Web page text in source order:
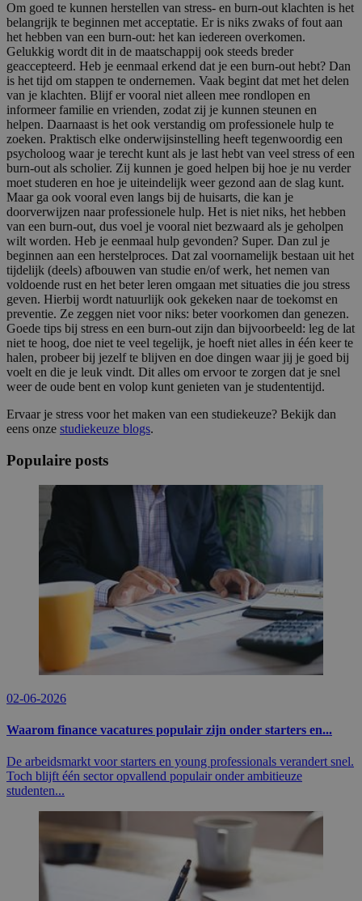
Om goed te kunnen herstellen van stress- en burn-out klachten is het
belangrijk te beginnen met acceptatie. Er is niks zwaks of fout aan
het hebben van een burn-out: het kan iedereen overkomen.
Gelukkig wordt dit in de maatschappij ook steeds breder
geaccepteerd. Heb je eenmaal erkend dat je een burn-out hebt? Dan
is het tijd om stappen te ondernemen. Vaak begint dat met het delen
van je klachten. Blijf er vooral niet alleen mee rondlopen en
informeer familie en vrienden, zodat zij je kunnen steunen en
helpen. Daarnaast is het ook verstandig om professionele hulp te
zoeken. Praktisch elke onderwijsinstelling heeft tegenwoordig een
psycholoog waar je terecht kunt als je last hebt van veel stress of een
burn-out als scholier. Zij kunnen je goed helpen bij hoe je nu verder
moet studeren en hoe je uiteindelijk weer gezond aan de slag kunt.
Maar ga ook vooral even langs bij de huisarts, die kan je
doorverwijzen naar professionele hulp. Het is niet niks, het hebben
van een burn-out, dus voel je vooral niet bezwaard als je geholpen
wilt worden. Heb je eenmaal hulp gevonden? Super. Dan zul je
beginnen aan een herstelproces. Dat zal voornamelijk bestaan uit het
tijdelijk (deels) afbouwen van studie en/of werk, het nemen van
voldoende rust en het beter leren omgaan met situaties die jou stress
geven. Hierbij wordt natuurlijk ook gekeken naar de toekomst en
preventie. Ze zeggen niet voor niks: beter voorkomen dan genezen.
Goede tips bij stress en een burn-outzijn dan bijvoorbeeld: leg de lat
niet te hoog, doe niet te veel tegelijk, je hoeft niet alles in één keer te
halen, probeer bij jezelf te blijven en doe dingen waar jij je goed bij
voelt en die je leuk vindt. Dit alles om ervoor te zorgen dat je snel
weer de oude bent en volop kunt genieten van je studententijd.
Ervaar je stress voor het maken van een studiekeuze? Bekijk dan
eens onze studiekeuze blogs.
Populaire posts
02-06-2026
Waarom finance vacatures populair zijn onder starters en...
De arbeidsmarkt voor starters en young professionals verandert snel.
Toch blijft één sector opvallend populair onder ambitieuze
studenten...